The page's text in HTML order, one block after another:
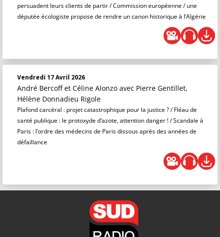
persuadent leurs clients de partir / Commission européenne / une
députée écologiste propose de rendre un canon historique à l’Algérie
Vendredi 17 Avril 2026
André Bercoff et Céline Alonzo avec Pierre Gentillet,
Hélène Donnadieu Rigole
Plafond carcéral : projet catastrophique pour la justice ? / Fléau de
santé publique : le protoxyde d’azote, attention danger ! / Scandale à
Paris : l’ordre des médecins de Paris dissous après des années de
défaillance